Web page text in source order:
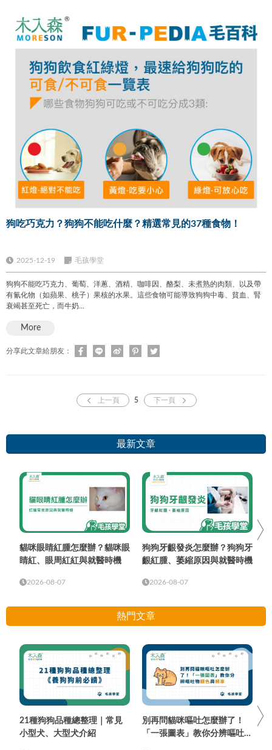
狗吃巧克力？狗狗不能吃什麼？精選常見的37種食物！
2025-12-19 毛孩學堂
狗狗不能吃巧克力、葡萄、洋蔥、酒精、咖啡因、酪梨、未煮熟的肉類、以及帶
有氰化物（如蘋果、桃子）果核的水果。這些食物可能導致狗狗中毒、貧血、腎
衰竭甚至死亡，而牛奶...
More
分享此文章給朋友：
上一頁 5 下一頁
最新文章
貓咪眼睛紅腫怎麼辦？貓咪眼
睛紅、眼周紅紅與就醫時機
2026-08-07
狗狗牙齦發炎怎麼辦？狗狗牙
齦紅腫、萎縮原因與就醫時機
2026-08-07
熱門文章
21種狗狗品種總整理｜常見
小型犬、大型犬介紹
別再問貓咪嘔吐怎麼辦了！
「一張圖表」教你分辨嘔吐物